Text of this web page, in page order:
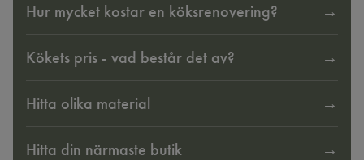
Hur mycket kostar en köksrenovering?
Kökets pris - vad består det av?
Hitta olika material
Hitta din närmaste butik